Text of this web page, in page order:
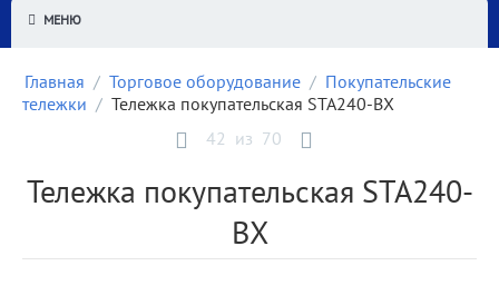
МЕНЮ
Главная / Торговое оборудование / Покупательские
тележки / Тележка покупательская STA240-BX
42 из 70
Тележка покупательская STA240-
BX